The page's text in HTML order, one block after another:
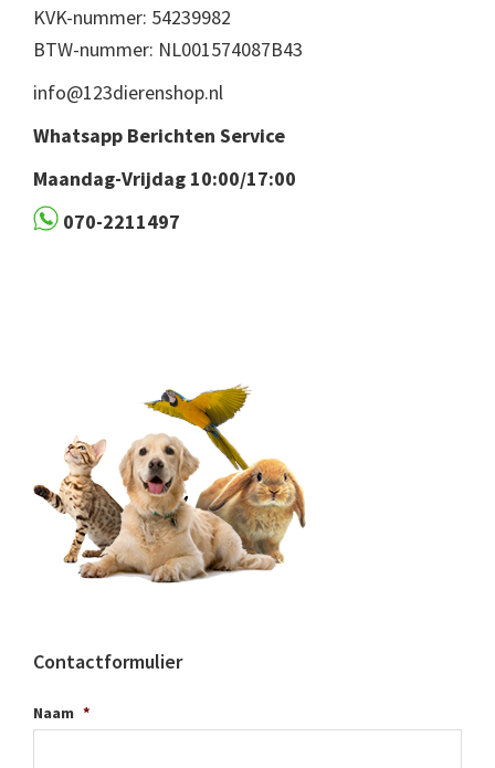
KVK-nummer: 54239982
BTW-nummer: NL001574087B43
info@123dierenshop.nl
Whatsapp Berichten Service
Maandag-Vrijdag 10:00/17:00
070-2211497
Contactformulier
Naam *